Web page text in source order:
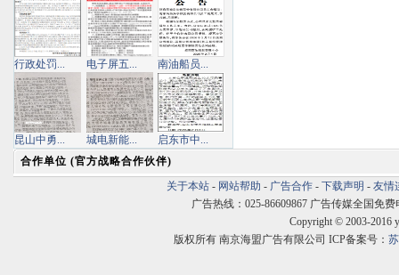
行政处罚... 电子屏五... 南油船员...
昆山中勇... 城电新能...
启东市中...
合作单位 (官方战略合作伙伴)
关于本站 - 网站帮助 - 广告合作 - 下载声明 - 友情
广告热线：025-86609867 广告传媒全国免费
Copyright © 2003-2016
版权所有 南京海盟广告有限公司 ICP备案号：